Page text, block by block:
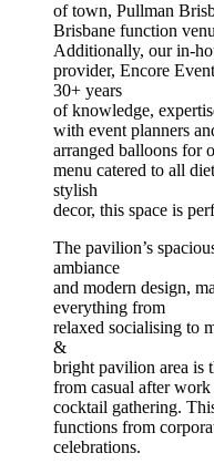
of town, Pullman
Brisbane function
Additionally, our in-
provider, Encore
30+ years
of knowledge,
with event planners
arranged balloons for
menu catered to all
stylish
decor, this space is
The pavilion’s
ambiance
and modern design,
everything from
relaxed socialising to
&
bright pavilion area is
from casual after
cocktail gathering.
functions from
celebrations.